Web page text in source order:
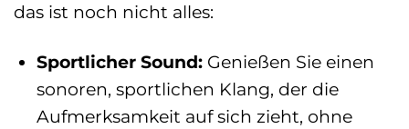
das ist noch nicht alles:
Sportlicher Sound:Genießen Sie einen
sonoren, sportlichen Klang, der die
Aufmerksamkeit auf sich zieht, ohne